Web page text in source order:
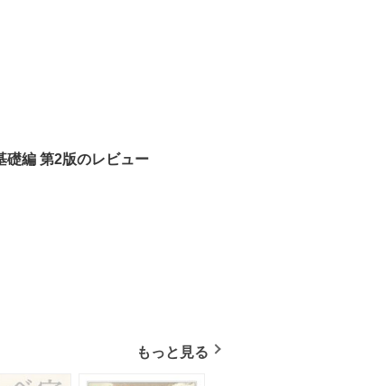
礎編 第2版のレビュー
もっと見る